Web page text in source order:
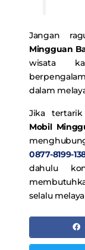
Jangan
Mingguan
wisata
dalam
Jika
Mobil
0877-8199-
dahulu
selalu